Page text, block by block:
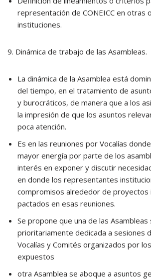
representación de CONEICC en otras
instituciones.
9. Dinámica de trabajo de las Asambleas.
La dinámica de la Asamblea está
del tiempo, en el tratamiento de
y burocráticos, de manera que a los
la impresión de que los asuntos
poca atención.
Es en las reuniones por Vocalías
mayor energía por parte de los
interés en exponer y discutir
en donde los representantes
compromisos alrededor de proyectos
pactados en esas reuniones.
Se propone que una de las Asambleas
prioritariamente dedicada a sesiones
Vocalías y Comités organizados por
expuestos
otra Asamblea se aboque a asuntos